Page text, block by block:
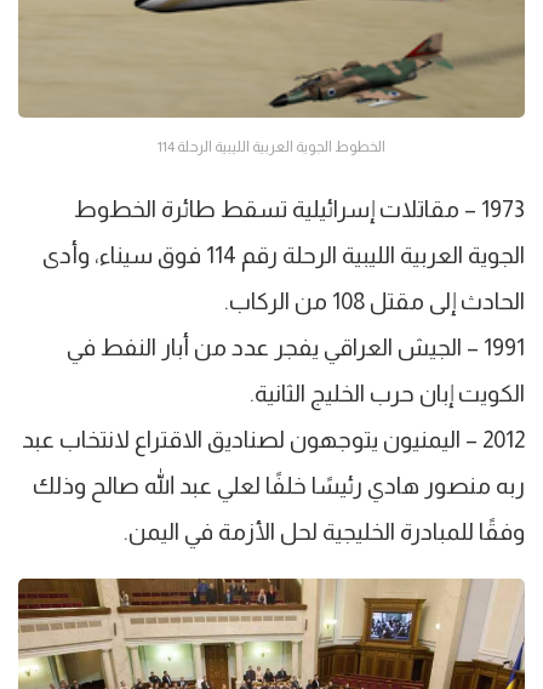
الخطوط الجوية العربية الليبية الرحلة 114
1973 – مقاتلات إسرائيلية تسقط طائرة الخطوط
الجوية العربية الليبية الرحلة رقم 114 فوق سيناء، وأدى
الحادث إلى مقتل 108 من الركاب.
1991 – الجيش العراقي يفجر عدد من أبار النفط في
الكويت إبان حرب الخليج الثانية.
2012 – اليمنيون يتوجهون لصناديق الاقتراع لانتخاب عبد
ربه منصور هادي رئيسًا خلفًا لعلي عبد الله صالح وذلك
وفقًا للمبادرة الخليجية لحل الأزمة في اليمن.